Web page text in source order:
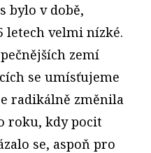
bylo v době,
letech velmi nízké.
zemí
se umísťujeme
radikálně změnila
roku, kdy pocit
se, aspoň pro